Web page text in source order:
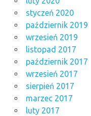
styczeń 2020
październik 2019
wrzesień 2019
listopad 2017
październik 2017
wrzesień 2017
sierpień 2017
marzec 2017
luty 2017